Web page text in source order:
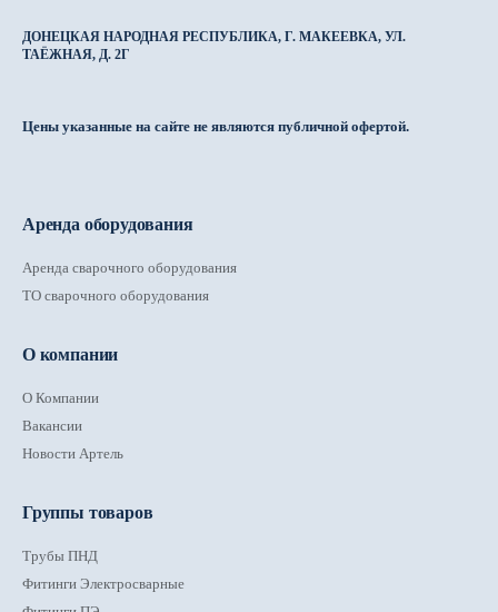
ДОНЕЦКАЯ НАРОДНАЯ РЕСПУБЛИКА, Г. МАКЕЕВКА, УЛ.
ТАЁЖНАЯ, Д. 2Г
Цены указанные на сайте не являются публичной офертой.
Аренда оборудования
Аренда сварочного оборудования
ТО сварочного оборудования
О компании
О Компании
Вакансии
Новости Артель
Группы товаров
Трубы ПНД
Фитинги Электросварные